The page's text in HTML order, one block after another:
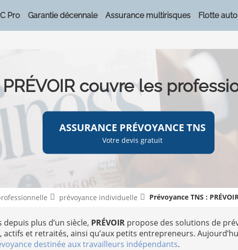
Pro Garantie décennale Assurance multirisques Flotte auto
PRÉVOIR couvre les
ASSURANCE PRÉVOYANCE TNS
Votre devis gratuit
prévoyance individuelle Prévoyance TNS :
plus d’un siècle, PRÉVOIR propose des solutions de
et retraités, ainsi qu’aux petits entrepreneurs.
destinée aux travailleurs indépendants.